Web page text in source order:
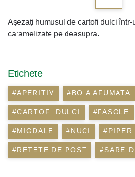
Așezați humusul de cartofi dulci
caramelizate pe deasupra.
Etichete
#APERITIV #BOIA AFUMATA
#CARTOFI DULCI #FASOLE
#MIGDALE #NUCI #PIPER
#RETETE DE POST #SARE